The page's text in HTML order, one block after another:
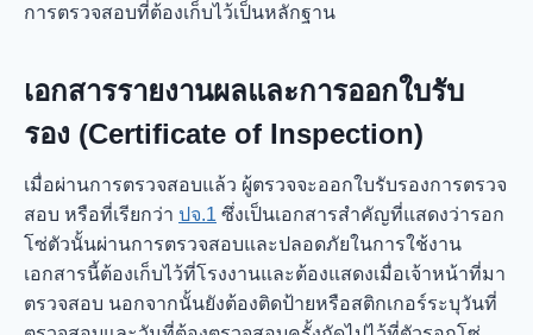
การตรวจสอบที่ต้องเก็บไว้เป็นหลักฐาน
เอกสารรายงานผลและการออกใบรับ
รอง (Certificate of Inspection)
เมื่อผ่านการตรวจสอบแล้ว ผู้ตรวจจะออกใบรับรองการตรวจ
สอบ หรือที่เรียกว่า ปจ.1 ซึ่งเป็นเอกสารสำคัญที่แสดงว่ารอก
โซ่ตัวนั้นผ่านการตรวจสอบและปลอดภัยในการใช้งาน
เอกสารนี้ต้องเก็บไว้ที่โรงงานและต้องแสดงเมื่อเจ้าหน้าที่มา
ตรวจสอบ นอกจากนั้นยังต้องติดป้ายหรือสติกเกอร์ระบุวันที่